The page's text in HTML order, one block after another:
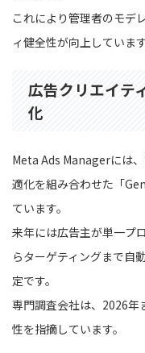
これにより管理者のモデ
ィ健全性が向上しています
広告クリエイテ
化
Meta Ads Managerには
適化を組み合わせた「
ています。
来年には広告主が単一プ
らターゲティングまで自
定です。
専門調査会社は、2026年
性を指摘しています。